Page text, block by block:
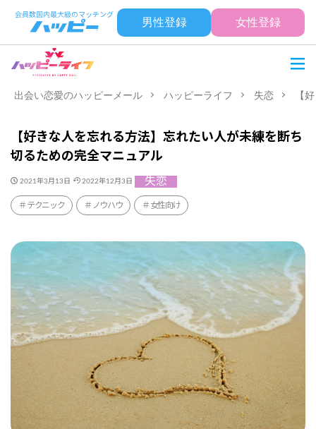
男性登録 女性登録
出会い恋愛のハッピーメール ハッピーライフ 失恋 【
【好きな人を忘れる方法】忘れたい人が未練を断ち
切るための完全マニュアル
2021年3月13日 2022年12月3日 失恋
テクニック ノウハウ 女性向け